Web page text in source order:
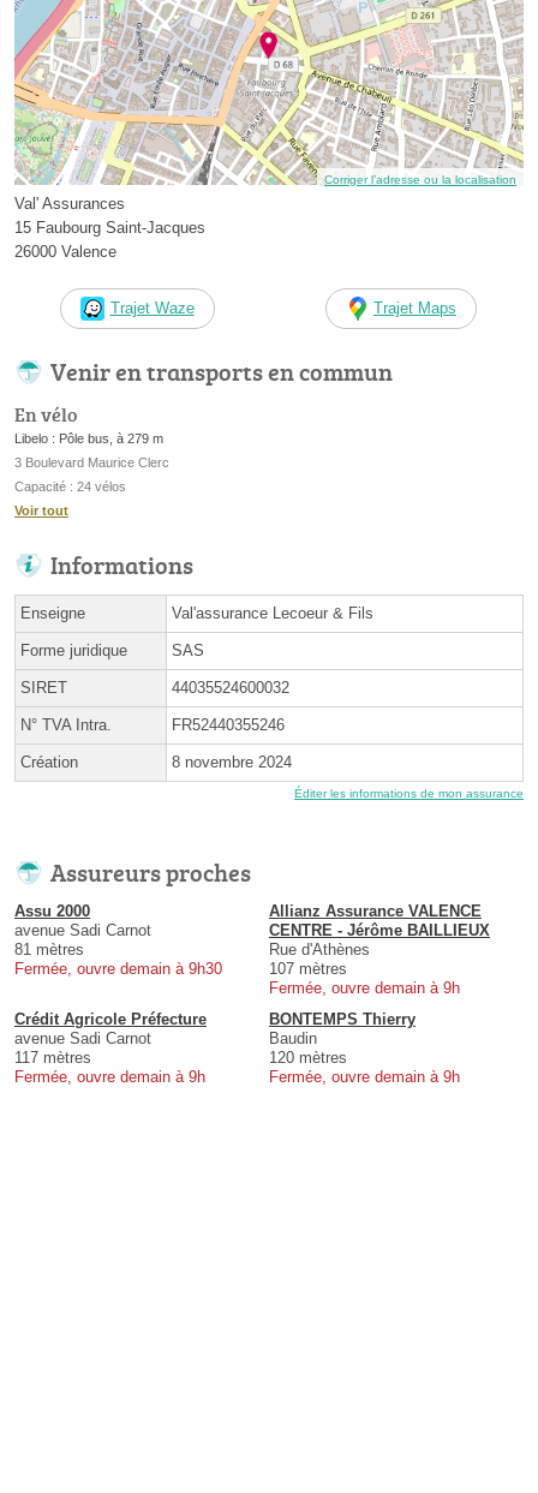
Corriger l’adresse ou la localisation
Val' Assurances
15 Faubourg Saint-Jacques
26000 Valence
Trajet Waze Trajet Maps
Venir en transports en commun
En vélo
Libelo : Pôle bus, à 279 m
3 Boulevard Maurice Clerc
Capacité : 24 vélos
Voir tout
Informations
Enseigne Val'assurance Lecoeur & Fils
Forme juridique SAS
SIRET 44035524600032
N° TVA Intra. FR52440355246
Création 8 novembre 2024
Éditer les informations de mon assurance
Assureurs proches
Assu 2000
avenue Sadi Carnot
81 mètres
Fermée, ouvre demain à 9h30
Allianz Assurance VALENCE
CENTRE - Jérôme BAILLIEUX
Rue d'Athènes
107 mètres
Fermée, ouvre demain à 9h
Crédit Agricole Préfecture
avenue Sadi Carnot
117 mètres
Fermée, ouvre demain à 9h
BONTEMPS Thierry
Baudin
120 mètres
Fermée, ouvre demain à 9h